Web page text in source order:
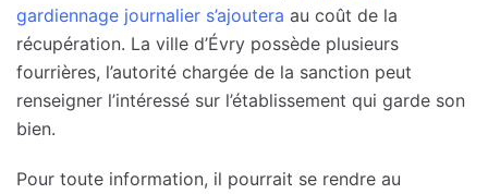
gardiennage journalier s’ajoutera au coût de la
récupération. La ville d’Évry possède plusieurs
fourrières, l’autorité chargée de la sanction peut
renseigner l’intéressé sur l’établissement qui garde son
bien.
Pour toute information, il pourrait se rendre au